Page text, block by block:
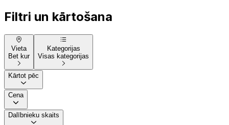
Filtri un kārtošana
Vieta
Bet kur
Kategorijas
Visas kategorijas
Kārtot pēc
Cena
Dalībnieku skaits